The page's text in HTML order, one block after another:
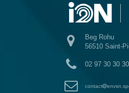
Beg Rohu
56510 Saint-
02 97 30 30 30
contact